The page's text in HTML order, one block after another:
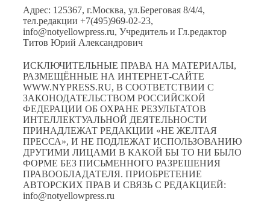
Адрес: 125367, г.Москва, ул.Береговая 8/4/4,
тел.редакции +7(495)969-02-23,
info@notyellowpress.ru, Учредитель и Гл.редактор
Титов Юрий Александрович
ИСКЛЮЧИТЕЛЬНЫЕ ПРАВА НА МАТЕРИАЛЫ,
РАЗМЕЩЁННЫЕ НА ИНТЕРНЕТ-САЙТЕ
WWW.NYPRESS.RU, В СООТВЕТСТВИИ С
ЗАКОНОДАТЕЛЬСТВОМ РОССИЙСКОЙ
ФЕДЕРАЦИИ ОБ ОХРАНЕ РЕЗУЛЬТАТОВ
ИНТЕЛЛЕКТУАЛЬНОЙ ДЕЯТЕЛЬНОСТИ
ПРИНАДЛЕЖАТ РЕДАКЦИИ «НЕ ЖЕЛТАЯ
ПРЕССА», И НЕ ПОДЛЕЖАТ ИСПОЛЬЗОВАНИЮ
ДРУГИМИ ЛИЦАМИ В КАКОЙ БЫ ТО НИ БЫЛО
ФОРМЕ БЕЗ ПИСЬМЕННОГО РАЗРЕШЕНИЯ
ПРАВООБЛАДАТЕЛЯ. ПРИОБРЕТЕНИЕ
АВТОРСКИХ ПРАВ И СВЯЗЬ С РЕДАКЦИЕЙ:
info@notyellowpress.ru